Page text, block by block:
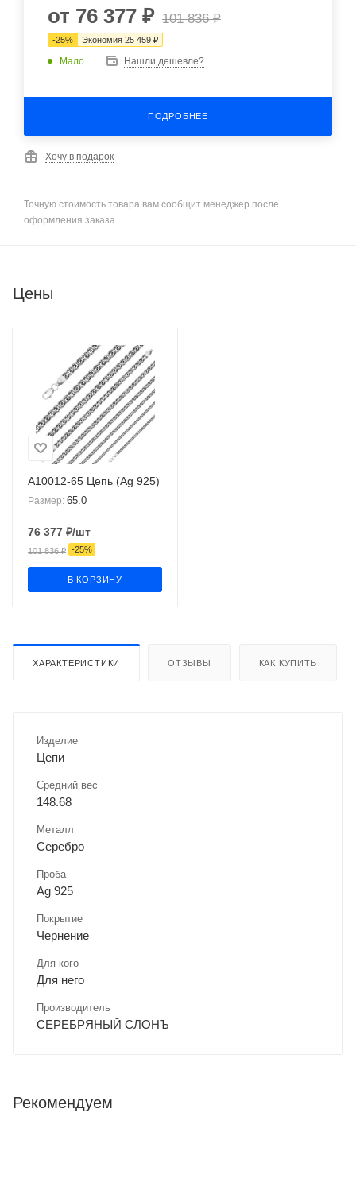
от 76 377 ₽ 101 836 ₽
-25% Экономия 25 459 ₽
Мало Нашли дешевле?
ПОДРОБНЕЕ
Хочу в подарок
Точную стоимость товара вам сообщит менеджер после
оформления заказа
Цены
А10012-65 Цепь (Ag 925)
Размер: 65.0
76 377 ₽/шт
101 836₽ -25%
В КОРЗИНУ
ХАРАКТЕРИСТИКИ ОТЗЫВЫ КАК КУПИТЬ
Изделие
Цепи
Средний вес
148.68
Металл
Серебро
Проба
Ag 925
Покрытие
Чернение
Для кого
Для него
Производитель
СЕРЕБРЯНЫЙ СЛОНЪ
Рекомендуем